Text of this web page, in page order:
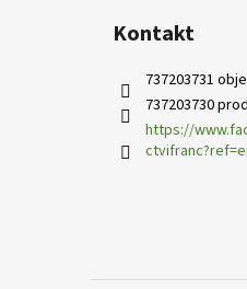
Kontakt
737203731
737203730
https://